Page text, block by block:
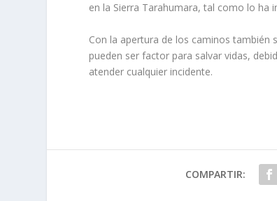
en la Sierra Tarahumara, tal como lo ha
Con la apertura de los caminos también
pueden ser factor para salvar vidas,
atender cualquier incidente.
COMPARTIR: